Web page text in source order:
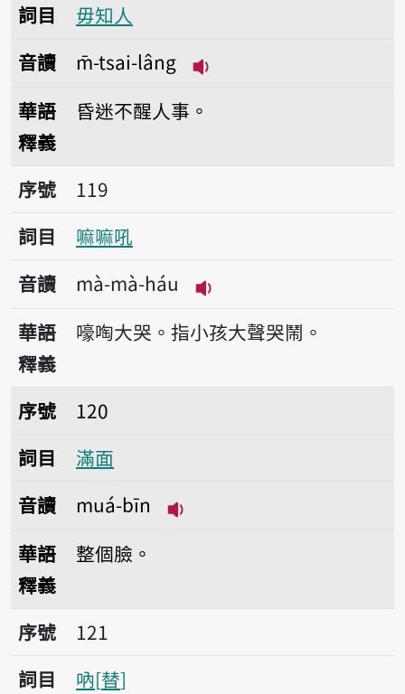
詞目
毋知人
音讀
m̄-tsai-lâng
華語
釋義
昏迷不醒人事。
序號119嘛嘛吼
序號
119
詞目
嘛嘛吼
音讀
mà-mà-háu
播放音讀mà-mà-háu
華語
釋義
嚎啕大哭。指小孩大聲哭鬧。
序號120滿面
序號
120
詞目
滿面
音讀
muá-bīn
華語
釋義
整個臉。
序號121吶
序號
121
詞目
吶 替